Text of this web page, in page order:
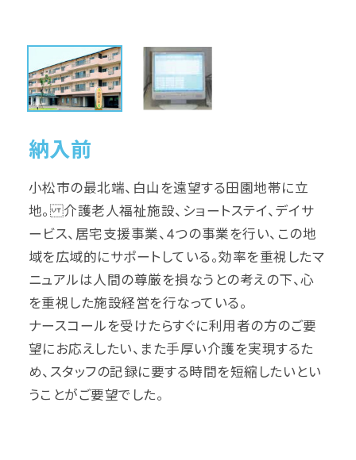
納入前
小松市の最北端、白山を遠望する田園地帯に立
地。 介護老人福祉施設、ショートステイ、デイサ
ービス、居宅支援事業、4つの事業を行い、この地
域を広域的にサポートしている。効率を重視したマ
ニュアルは人間の尊厳を損なうとの考えの下、心
を重視した施設経営を行なっている。
ナースコールを受けたらすぐに利用者の方のご要
望にお応えしたい、また手厚い介護を実現するた
め、スタッフの記録に要する時間を短縮したいとい
うことがご要望でした。